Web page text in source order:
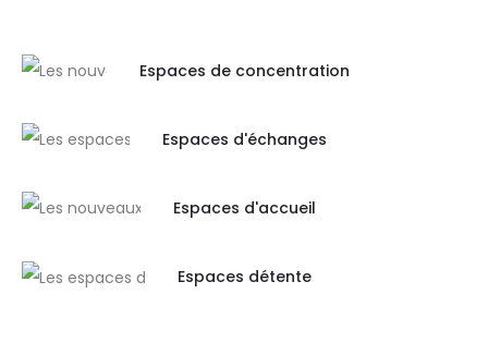
Espaces de concentration
Espaces d'échanges
Espaces d'accueil
Espaces détente